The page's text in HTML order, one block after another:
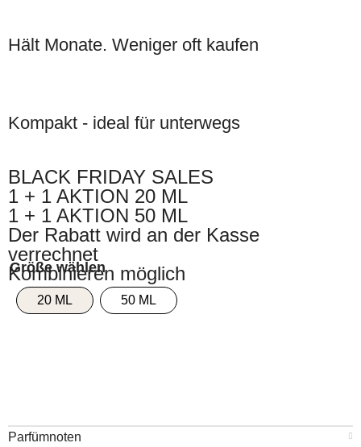
Hält Monate. Weniger oft kaufen
Kompakt - ideal für unterwegs
BLACK FRIDAY SALES
1 + 1 AKTION 20 ML
1 + 1 AKTION 50 ML
Der Rabatt wird an der Kasse
verrechnet
Kombinieren möglich
20 ML 50 ML
Parfümnoten